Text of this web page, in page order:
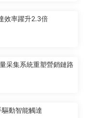
效率躍升2.3倍
采集系統重塑營銷鏈路
動智能觸達